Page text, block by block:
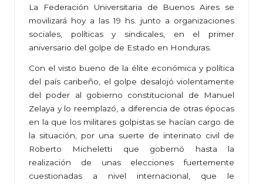
La Federación Universitaria de Buenos Aires se
movilizará hoy a las 19 hs. junto a organizaciones
sociales, políticas y sindicales, en el primer
aniversario del golpe de Estado en Honduras.
Con el visto bueno de la élite económica y política
del país caribeño, el golpe desalojó violentamente
del poder al gobierno constitucional de Manuel
Zelaya y lo reemplazó, a diferencia de otras épocas
en la que los militares golpistas se hacían cargo de
la situación, por una suerte de interinato civil de
Roberto Micheletti que gobernó hasta la
realización de unas elecciones fuertemente
cuestionadas a nivel internacional, que le